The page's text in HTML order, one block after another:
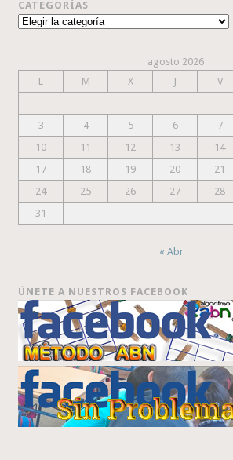
CATEGORÍAS
Categorías
agosto 2026
L
M X J V
3
4 5 6 7
10
11 12 13 14
17
18 19 20 21
24
25 26 27 28
31
« Abr
ÚNETE A NUESTROS FACEBOOK